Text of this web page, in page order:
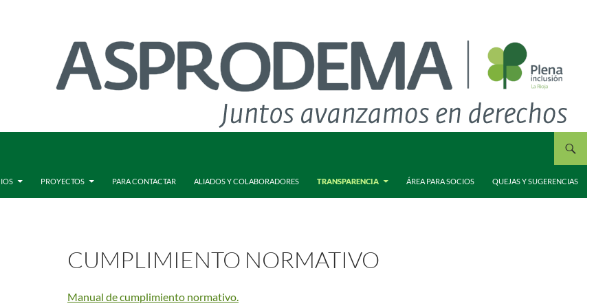
PROYECTOS PARA CONTACTAR ALIADOS Y COLABORADORES TRANSPARENCIA ÁREA PARA SOCIOS QUEJAS Y SUGERENCIAS
CUMPLIMIENTO NORMATIVO
Manual de cumplimiento normativo.